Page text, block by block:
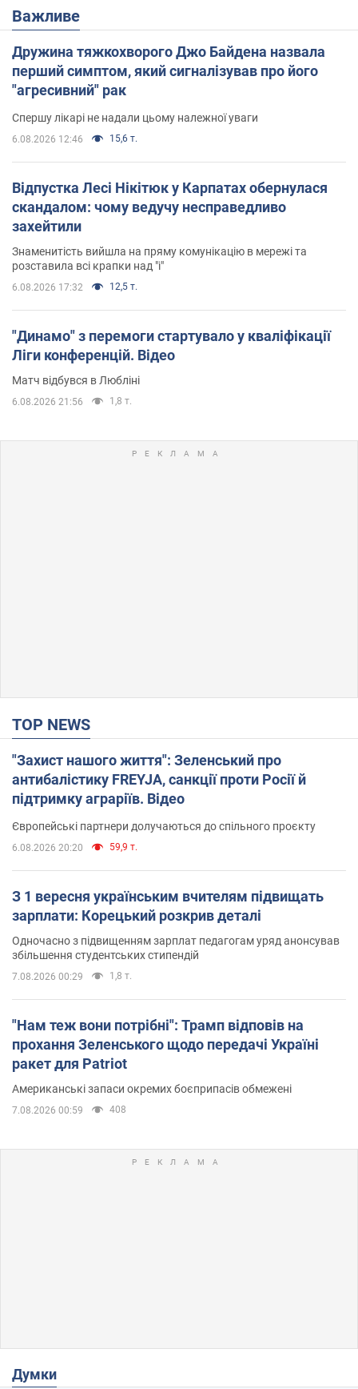
Важливе
Дружина тяжкохворого Джо Байдена назвала
перший симптом, який сигналізував про його
"агресивний" рак
Спершу лікарі не надали цьому належної уваги
6.08.2026 12:46 15,6 т.
Відпустка Лесі Нікітюк у Карпатах обернулася
скандалом: чому ведучу несправедливо
захейтили
Знаменитість вийшла на пряму комунікацію в мережі та
розставила всі крапки над "і"
6.08.2026 17:32 12,5 т.
"Динамо" з перемоги стартувало у кваліфікації
Ліги конференцій. Відео
Матч відбувся в Любліні
6.08.2026 21:56 1,8 т.
TOP NEWS
"Захист нашого життя": Зеленський про
антибалістику FREYJA, санкції проти Росії й
підтримку аграріїв. Відео
Європейські партнери долучаються до спільного проєкту
6.08.2026 20:20 59,9 т.
З 1 вересня українським вчителям підвищать
зарплати: Корецький розкрив деталі
Одночасно з підвищенням зарплат педагогам уряд анонсував
збільшення студентських стипендій
7.08.2026 00:29 1,8 т.
"Нам теж вони потрібні": Трамп відповів на
прохання Зеленського щодо передачі Україні
ракет для Patriot
Американські запаси окремих боєприпасів обмежені
7.08.2026 00:59 408
Думки